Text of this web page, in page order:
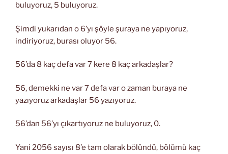
buluyoruz, 5 buluyoruz.
Şimdi yukarıdan o 6’yı şöyle şuraya ne yapıyoruz,
indiriyoruz, burası oluyor 56.
56’da 8 kaç defa var 7 kere 8 kaç arkadaşlar?
56, demekki ne var 7 defa var o zaman buraya ne
yazıyoruz arkadaşlar 56 yazıyoruz.
56’dan 56’yı çıkartıyoruz ne buluyoruz, 0.
Yani 2056 sayısı 8’e tam olarak bölündü, bölümü kaç